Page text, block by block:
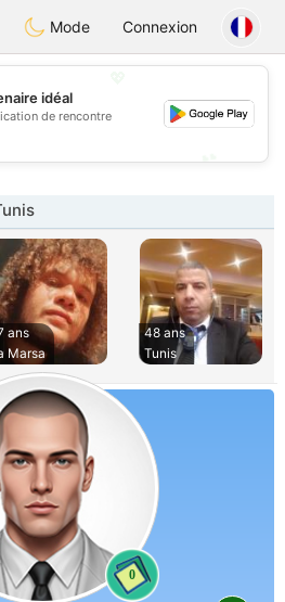
Mode Connexion
idéal
de rencontre
ans
Marsa
48 ans
Tunis
0